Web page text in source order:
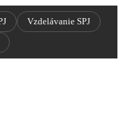
Vzdelávanie SPJ